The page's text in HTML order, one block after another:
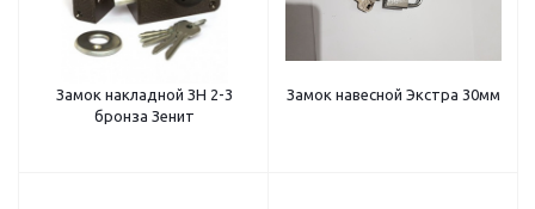
Замок накладной ЗН 2-3
бронза Зенит
Замок навесной Экстра 30мм